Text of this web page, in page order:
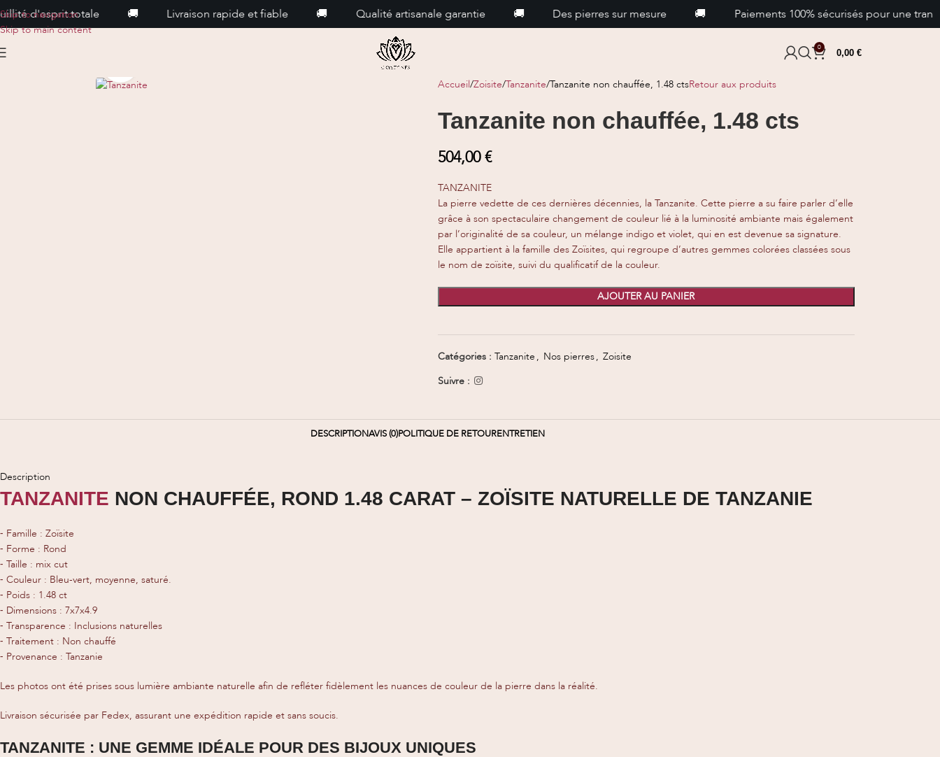
Skip to navigation
Skip to main content
totale 🚚 Livraison rapide et fiable 🚚 Qualité artisanale garantie 🚚 Des pierres sur mesure 🚚 Paiements 100% sécurisés pour une tranquillité
0
0,00 €
Accueil Zoisite Tanzanite Tanzanite non chauffée, 1.48 ctsRetour aux produits
Tanzanite non chauffée, 1.48 cts
504,00€
TANZANITE
La pierre vedette de ces dernières décennies, la Tanzanite. Cette pierre a su faire parler d’elle
grâce à son spectaculaire changement de couleur lié à la luminosité ambiante mais également
par l’originalité de sa couleur, un mélange indigo et violet, qui en est devenue sa signature.
Elle appartient à la famille des Zoïsites, qui regroupe d’autres gemmes colorées classées sous
le nom de zoïsite, suivi du qualificatif de la couleur.
AJOUTER AU PANIER
Catégories : Tanzanite , Nos pierres, Zoisite
Suivre :
DESCRIPTIONAVIS (0)POLITIQUE DE RETOURENTRETIEN
Description
TANZANITE NON CHAUFFÉE, ROND 1.48 CARAT – ZOÏSITE NATURELLE DE TANZANIE
⁃ Famille : Zoïsite
⁃ Forme : Rond
⁃ Taille : mix cut
⁃ Couleur : Bleu-vert, moyenne, saturé.
⁃ Poids : 1.48 ct
⁃ Dimensions : 7x7x4.9
⁃ Transparence : Inclusions naturelles
⁃ Traitement : Non chauffé
⁃ Provenance : Tanzanie
Les photos ont été prises sous lumière ambiante naturelle afin de refléter fidèlement les nuances de couleur de la pierre dans la réalité.
Livraison sécurisée par Fedex, assurant une expédition rapide et sans soucis.
TANZANITE : UNE GEMME IDÉALE POUR DES BIJOUX UNIQUES